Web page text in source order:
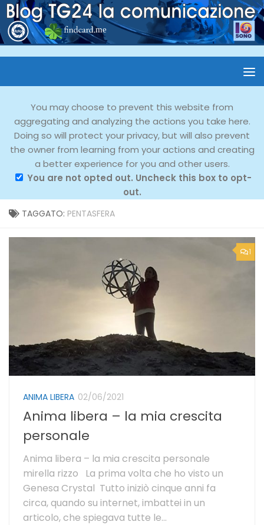
You may choose to prevent this website from
aggregating and analyzing the actions you take here.
Doing so will protect your privacy, but will also prevent
the owner from learning from your actions and creating
a better experience for you and other users.
You are not opted out. Uncheck this box to opt-
out.
TAGGATO: PENTASFERA
1
ANIMA LIBERA 02/06/2021
Anima libera – la mia crescita
personale
Anima libera – la mia crescita personale
mirella rizzo La prima volta che ho visto un
Genesa Crystal Tutto iniziò cinque anni fa
circa, quando su internet, imbattei in un
articolo, che spiegava tutte le...